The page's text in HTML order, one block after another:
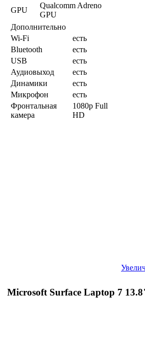
GPU
Qualcomm Adreno
GPU
Дополнительно
Wi-Fi
есть
Bluetooth
есть
USB
есть
Аудиовыход
есть
Динамики
есть
Микрофон
есть
Фронтальная
камера
1080p Full
HD
Microsoft Surface Laptop 7